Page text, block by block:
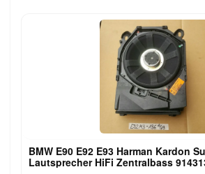
BMW E90 E92 E93 Harman Kardon
Lautsprecher HiFi Zentralbass